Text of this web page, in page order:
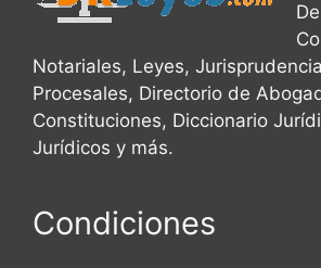
Notariales, Leyes,
Procesales, Directorio de
Constituciones, Diccionario
Jurídicos y más.
Condiciones